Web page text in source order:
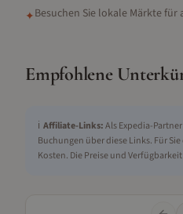
✦Besuchen Sie lokale Märkte
Empfohlene
ℹ️ Affiliate-Links:Als Expedia-
Buchungen über diese Links. Für
Kosten. Die Preise und